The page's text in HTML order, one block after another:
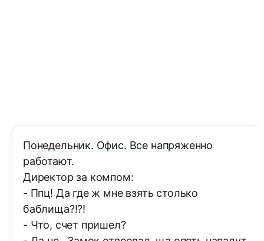
Понедельник. Офис. Все напряженно
работают.
Директор за компом:
- Ппц! Да где ж мне взять столько
баблища?!?!
- Что, счет пришел?